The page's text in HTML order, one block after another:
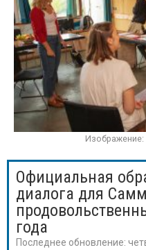
Официальная
диалога для
года
Последнее обновление:
Изображение: